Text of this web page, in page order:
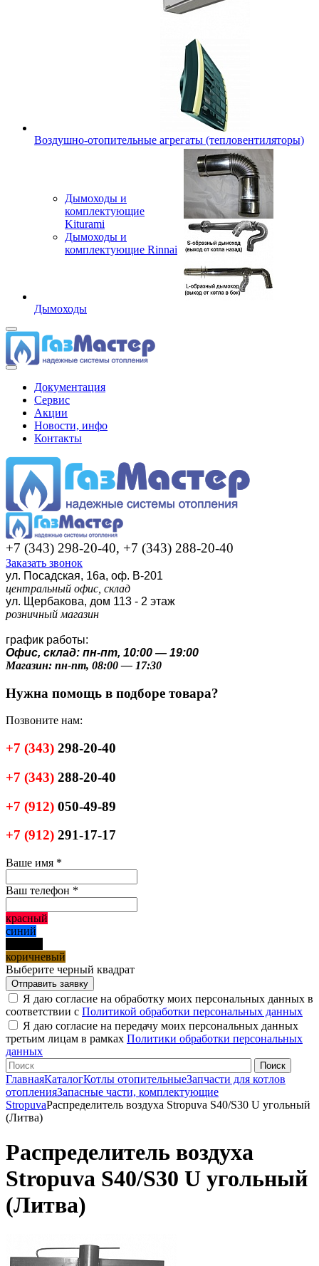
Воздушно-отопительные агрегаты (тепловентиляторы)
Дымоходы и
комплектующие
Kiturami
Дымоходы и
комплектующие Rinnai
Дымоходы
Документация
Сервис
Акции
Новости, инфо
Контакты
+7 (343) 298-20-40, +7 (343) 288-20-40
Заказать звонок
ул. Посадская, 16а, оф. В-201
центральный офис, склад
ул. Щербакова, дом 113 - 2 этаж
розничный магазин
график работы:
Офис, склад: пн-пт, 10:00 — 19:00
Магазин: пн-пт, 08:00 — 17:30
Нужна помощь в подборе товара?
Позвоните нам:
+7 (343) 298-20-40
+7 (343) 288-20-40
+7 (912) 050-49-89
+7 (912) 291-17-17
Ваше имя *
Ваш телефон *
красный
синий
коричневый
Выберите черный квадрат
Я даю согласие на обработку моих персональных данных в
соответствии с Политикой обработки персональных данных
Я даю согласие на передачу моих персональных данных
третьим лицам в рамках Политики обработки персональных
данных
ГлавнаяКаталогКотлы отопительныеЗапчасти для котлов
отопленияЗапасные части, комплектующие
StropuvaРаспределитель воздуха Stropuva S40/S30 U угольный
(Литва)
Распределитель воздуха
Stropuva S40/S30 U угольный
(Литва)